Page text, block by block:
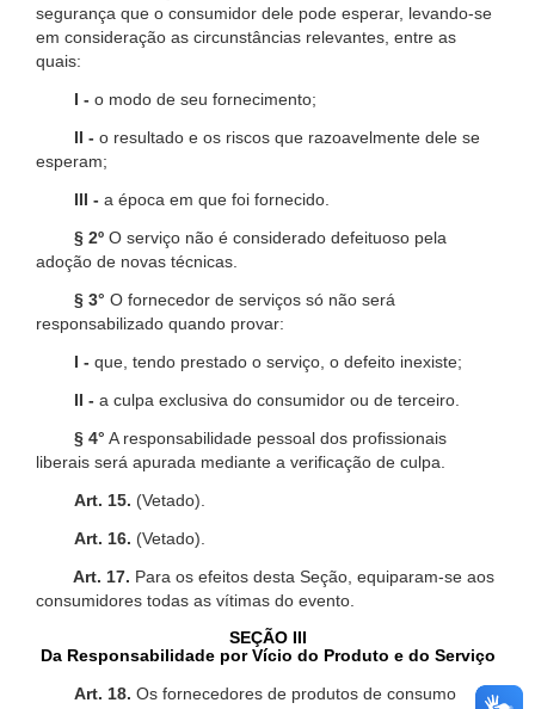
segurança que o consumidor dele pode esperar, levando-se
em consideração as circunstâncias relevantes, entre as
quais:
I - o modo de seu fornecimento;
II - o resultado e os riscos que razoavelmente dele se
esperam;
III - a época em que foi fornecido.
§ 2º O serviço não é considerado defeituoso pela
adoção de novas técnicas.
§ 3° O fornecedor de serviços só não será
responsabilizado quando provar:
I - que, tendo prestado o serviço, o defeito inexiste;
II - a culpa exclusiva do consumidor ou de terceiro.
§ 4° A responsabilidade pessoal dos profissionais
liberais será apurada mediante a verificação de culpa.
Art. 15. (Vetado).
Art. 16. (Vetado).
Art. 17. Para os efeitos desta Seção, equiparam-se aos
consumidores todas as vítimas do evento.
SEÇÃO III
Da Responsabilidade por Vício do Produto e do Serviço
Art. 18. Os fornecedores de produtos de consumo